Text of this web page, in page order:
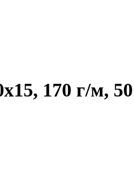
170 г/м,